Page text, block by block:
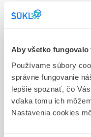
Aby všetko fungovalo
Používame súbory
správne fungovanie
lepšie spoznať, čo
vďaka tomu ich
Nastavenia cookies
21/0189/25-S
cps dur 200x1x100 mg
R - Aktuálna registrácia
Typ registračnej
Decentralizovaná